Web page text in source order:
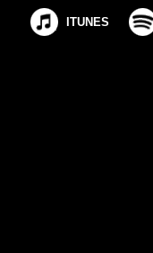
ITUNES